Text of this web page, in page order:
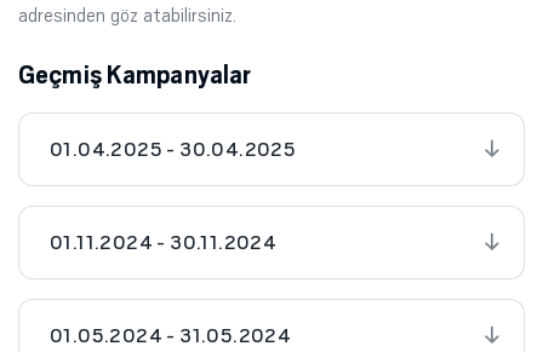
adresinden göz atabilirsiniz.
Geçmiş Kampanyalar
01.04.2025 - 30.04.2025
01.11.2024 - 30.11.2024
01.05.2024 - 31.05.2024